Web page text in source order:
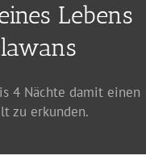
Lebens
4 Nächte damit einen
zu erkunden.